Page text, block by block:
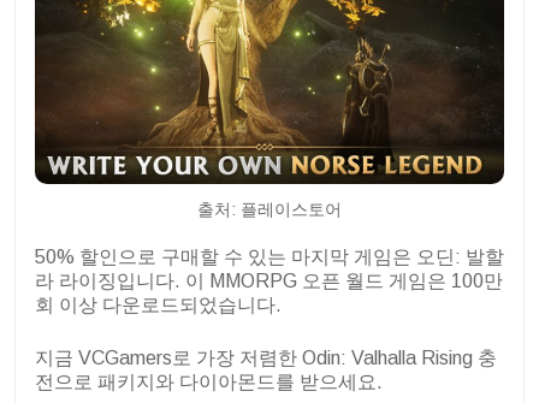
출처: 플레이스토어
50% 할인으로 구매할 수 있는 마지막 게임은 오딘: 발할
라 라이징입니다. 이 MMORPG 오픈 월드 게임은 100만
회 이상 다운로드되었습니다.
지금 VCGamers로 가장 저렴한 Odin: Valhalla Rising 충
전으로 패키지와 다이아몬드를 받으세요.